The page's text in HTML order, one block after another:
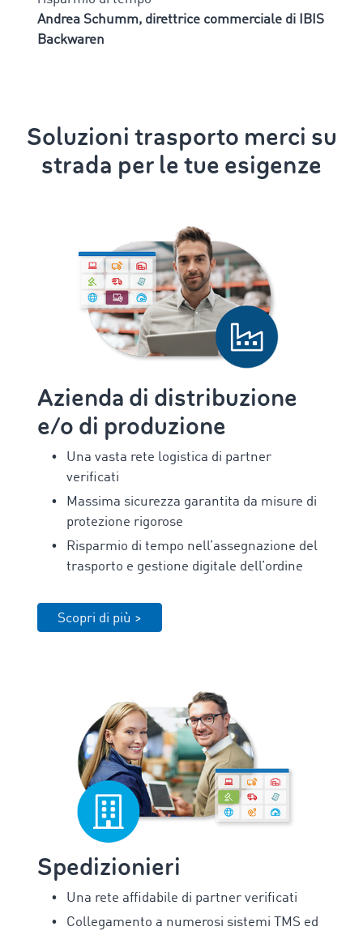
Andrea Schumm, direttrice commerciale di IBIS
Backwaren
Soluzioni trasporto merci su
strada per le tue esigenze
Azienda di distribuzione
e/o di produzione
Una vasta rete logistica di partner
verificati
Massima sicurezza garantita da misure di
protezione rigorose
Risparmio di tempo nell’assegnazione del
trasporto e gestione digitale dell’ordine
Scopri di più >
Spedizionieri
Una rete affidabile di partner verificati
Collegamento a numerosi sistemi TMS ed